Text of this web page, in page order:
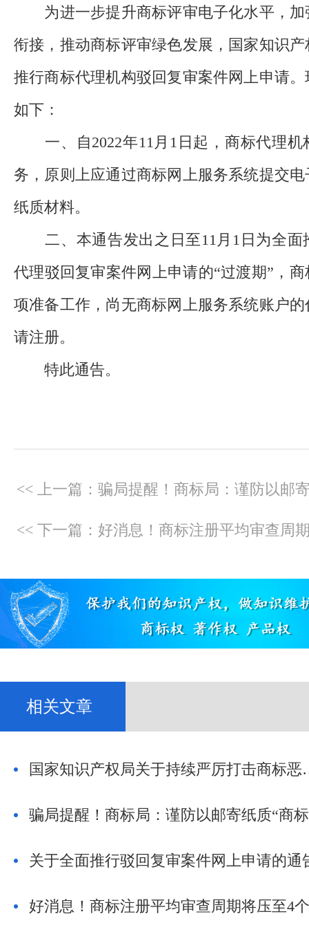
为进一步提升商标评审电子化水平，加
衔接，推动商标评审绿色发展，国家知识
推行商标代理机构驳回复审案件网上申请
如下：
一、自2022年11月1日起，商标代理机
务，原则上应通过商标网上服务系统提交
纸质材料。
二、本通告发出之日至11月1日为全面
代理驳回复审案件网上申请的“过渡期”，
项准备工作，尚无商标网上服务系统账户
请注册。
特此通告。
<< 下一篇：好消息！商标注册平均审查周
相关文章
国家知识产
关于全面推行驳回复审案件网上申请的通